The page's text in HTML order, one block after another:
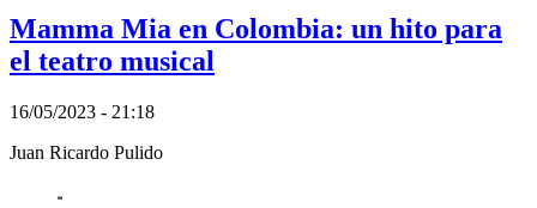
Mamma Mia en Colombia: un hito para
el teatro musical
16/05/2023 - 21:18
Juan Ricardo Pulido